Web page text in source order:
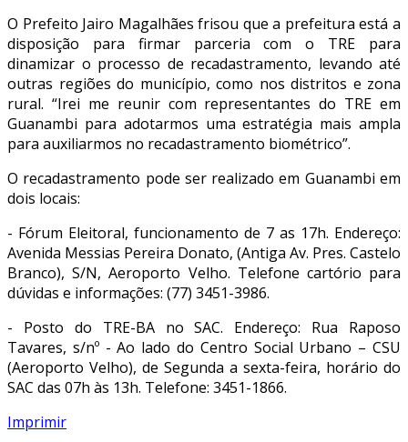
O Prefeito Jairo Magalhães frisou que a prefeitura está a
disposição para firmar parceria com o TRE para
dinamizar o processo de recadastramento, levando até
outras regiões do município, como nos distritos e zona
rural. “Irei me reunir com representantes do TRE em
Guanambi para adotarmos uma estratégia mais ampla
para auxiliarmos no recadastramento biométrico”.
O recadastramento pode ser realizado em Guanambi em
dois locais:
- Fórum Eleitoral, funcionamento de 7 as 17h. Endereço:
Avenida Messias Pereira Donato, (Antiga Av. Pres. Castelo
Branco), S/N, Aeroporto Velho. Telefone cartório para
dúvidas e informações: (77) 3451-3986.
- Posto do TRE-BA no SAC. Endereço: Rua Raposo
Tavares, s/nº - Ao lado do Centro Social Urbano – CSU
(Aeroporto Velho), de Segunda a sexta-feira, horário do
SAC das 07h às 13h. Telefone: 3451-1866.
Imprimir